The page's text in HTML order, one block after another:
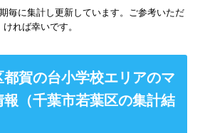
毎に集計し更新しています。ご参考いただ
ければ幸いです。
賀の台小学校エリアのマ
（千葉市若葉区の集計結